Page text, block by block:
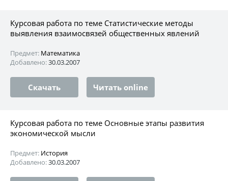
Курсовая работа по теме Статистические методы
выявления взаимосвязей общественных явлений
Предмет: Математика
Добавлено:30.03.2007
Скачать Читать online
Курсовая работа по теме Основные этапы развития
экономической мысли
Предмет: История
Добавлено:30.03.2007